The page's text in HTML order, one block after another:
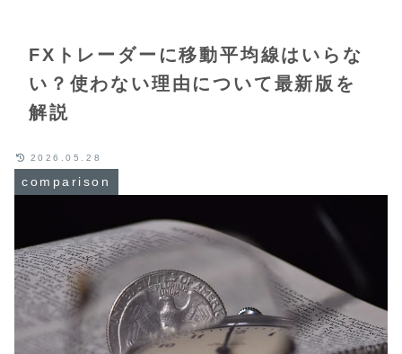
FXトレーダーに移動平均線はいらな
い？使わない理由について最新版を
解説
comparison
2026.05.28